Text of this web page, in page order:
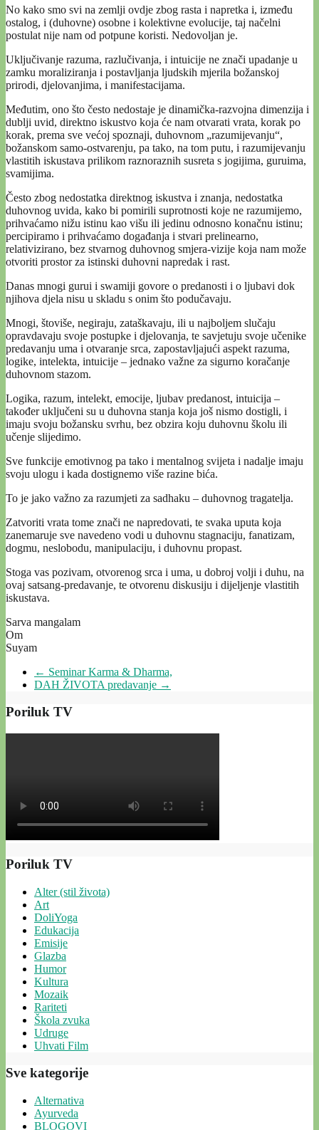
No kako smo svi na zemlji ovdje zbog rasta i napretka i, između
ostalog, i (duhovne) osobne i kolektivne evolucije, taj načelni
postulat nije nam od potpune koristi. Nedovoljan je.
Uključivanje razuma, razlučivanja, i intuicije ne znači upadanje u
zamku moraliziranja i postavljanja ljudskih mjerila božanskoj
prirodi, djelovanjima, i manifestacijama.
Međutim, ono što često nedostaje je dinamička-razvojna dimenzija i
dublji uvid, direktno iskustvo koja će nam otvarati vrata, korak po
korak, prema sve većoj spoznaji, duhovnom „razumijevanju“,
božanskom samo-ostvarenju, pa tako, na tom putu, i razumijevanju
vlastitih iskustava prilikom raznoraznih susreta s jogijima, guruima,
svamijima.
Često zbog nedostatka direktnog iskustva i znanja, nedostatka
duhovnog uvida, kako bi pomirili suprotnosti koje ne razumijemo,
prihvaćamo nižu istinu kao višu ili jedinu odnosno konačnu istinu;
percipiramo i prihvaćamo događanja i stvari prelinearno,
relativizirano, bez stvarnog duhovnog smjera-vizije koja nam može
otvoriti prostor za istinski duhovni napredak i rast.
Danas mnogi gurui i swamiji govore o predanosti i o ljubavi dok
njihova djela nisu u skladu s onim što podučavaju.
Mnogi, štoviše, negiraju, zataškavaju, ili u najboljem slučaju
opravdavaju svoje postupke i djelovanja, te savjetuju svoje učenike
predavanju uma i otvaranje srca, zapostavljajući aspekt razuma,
logike, intelekta, intuicije – jednako važne za sigurno koračanje
duhovnom stazom.
Logika, razum, intelekt, emocije, ljubav predanost, intuicija –
također uključeni su u duhovna stanja koja još nismo dostigli, i
imaju svoju božansku svrhu, bez obzira koju duhovnu školu ili
učenje slijedimo.
Sve funkcije emotivnog pa tako i mentalnog svijeta i nadalje imaju
svoju ulogu i kada dostignemo više razine bića.
To je jako važno za razumjeti za sadhaku – duhovnog tragatelja.
Zatvoriti vrata tome znači ne napredovati, te svaka uputa koja
zanemaruje sve navedeno vodi u duhovnu stagnaciju, fanatizam,
dogmu, neslobodu, manipulaciju, i duhovnu propast.
Stoga vas pozivam, otvorenog srca i uma, u dobroj volji i duhu, na
ovaj satsang-predavanje, te otvorenu diskusiju i dijeljenje vlastitih
iskustava.
Sarva mangalam
Om
Suyam
← Seminar Karma & Dharma,
DAH ŽIVOTA predavanje →
Poriluk TV
Poriluk TV
Alter (stil života)
Art
DoliYoga
Edukacija
Emisije
Glazba
Humor
Kultura
Mozaik
Rariteti
Škola zvuka
Udruge
Uhvati Film
Sve kategorije
Alternativa
Ayurveda
BLOGOVI